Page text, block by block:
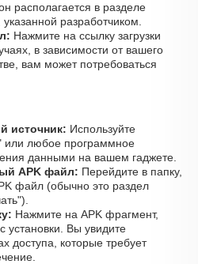
располагается в разделе
разработчиком.
Нажмите на ссылку загрузки
в зависимости от вашего
вам может потребоваться
источник: Используйте
любое программное
данными на вашем гаджете.
APK файл: Перейдите в папку,
файл (обычно это раздел
Нажмите на APK фрагмент,
установки. Вы увидите
доступа, которые требует